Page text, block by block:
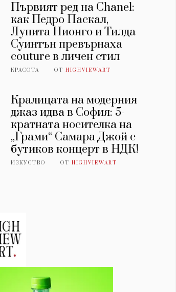
Първият ред на Chanel:
как Педро Паскал,
Лупита Нионго и Тилда
Суинтън превърнаха
couture в личен стил
КРАСОТА ОТHIGHVIEWART
Кралицата на модерния
джаз идва в София: 5-
кратната носителка на
„Грами“ Самара Джой с
бутиков концерт в НДК!
ИЗКУСТВО ОТHIGHVIEWART